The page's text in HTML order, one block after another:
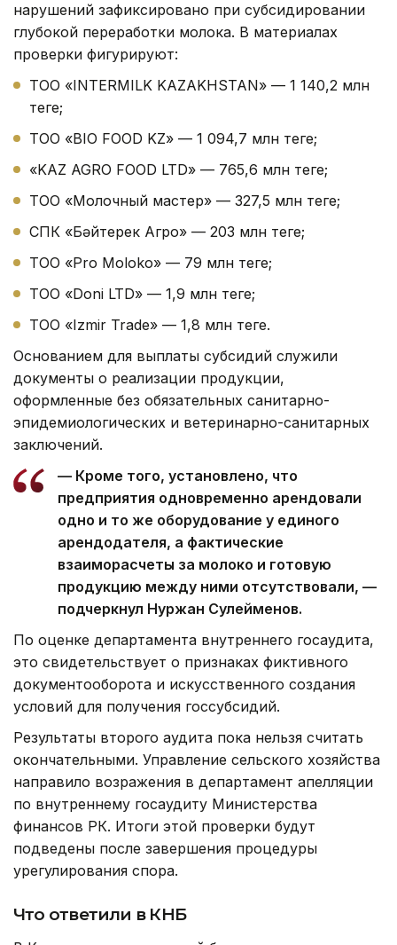
нарушений зафиксировано при субсидировании
глубокой переработки молока. В материалах
проверки фигурируют:
ТОО «INTERMILK KAZAKHSTAN» — 1 140,2 млн
теңге;
ТОО «BIO FOOD KZ» — 1 094,7 млн теңге;
«KAZ AGRO FOOD LTD» — 765,6 млн теңге;
ТОО «Молочный мастер» — 327,5 млн теңге;
СПК «Бәйтерек Агро» — 203 млн теңге;
ТОО «Pro Moloko» — 79 млн теңге;
ТОО «Doni LTD» — 1,9 млн теңге;
ТОО «Izmir Trade» — 1,8 млн теңге.
Основанием для выплаты субсидий служили
документы о реализации продукции,
оформленные без обязательных санитарно-
эпидемиологических и ветеринарно-санитарных
заключений.
— Кроме того, установлено, что
предприятия одновременно арендовали
одно и то же оборудование у единого
арендодателя, а фактические
взаиморасчеты за молоко и готовую
продукцию между ними отсутствовали, —
подчеркнул Нуржан Сулейменов.
По оценке департамента внутреннего госаудита,
это свидетельствует о признаках фиктивного
документооборота и искусственного создания
условий для получения госсубсидий.
Результаты второго аудита пока нельзя считать
окончательными. Управление сельского хозяйства
направило возражения в департамент апелляции
по внутреннему госаудиту Министерства
финансов РК. Итоги этой проверки будут
подведены после завершения процедуры
урегулирования спора.
Что ответили в КНБ